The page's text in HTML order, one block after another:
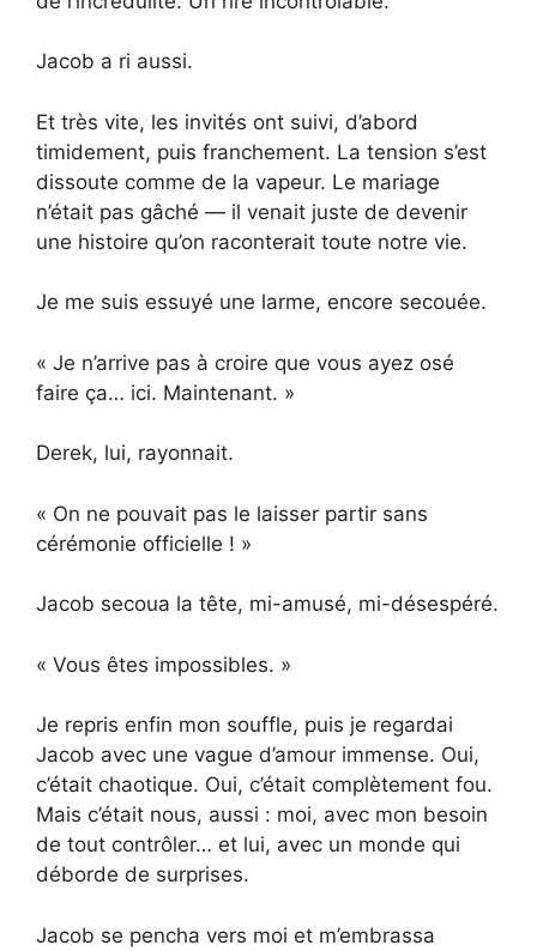
Jacob a ri aussi.
Et très vite, les invités ont suivi, d’abord
timidement, puis franchement. La tension s’est
dissoute comme de la vapeur. Le mariage
n’était pas gâché — il venait juste de devenir
une histoire qu’on raconterait toute notre vie.
Je me suis essuyé une larme, encore secouée.
« Je n’arrive pas à croire que vous ayez osé
faire ça… ici. Maintenant. »
Derek, lui, rayonnait.
« On ne pouvait pas le laisser partir sans
cérémonie officielle ! »
Jacob secoua la tête, mi-amusé, mi-désespéré.
« Vous êtes impossibles. »
Je repris enfin mon souffle, puis je regardai
Jacob avec une vague d’amour immense. Oui,
c’était chaotique. Oui, c’était complètement fou.
Mais c’était nous, aussi : moi, avec mon besoin
de tout contrôler… et lui, avec un monde qui
déborde de surprises.
Jacob se pencha vers moi et m’embrassa